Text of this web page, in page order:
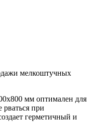
мелкоштучных
мм оптимален для
при
герметичный и